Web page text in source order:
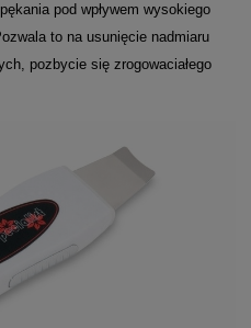
pod wpływem wysokiego
to na usunięcie nadmiaru
pozbycie się zrogowaciałego